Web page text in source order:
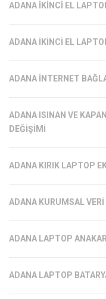
ADANA İKINCI EL
ADANA İKINCI EL
ADANA İNTERNET
ADANA ISINAN VE
DEĞIŞIMI
ADANA KIRIK LAPTOP
ADANA KURUMSAL VERI
ADANA LAPTOP
ADANA LAPTOP